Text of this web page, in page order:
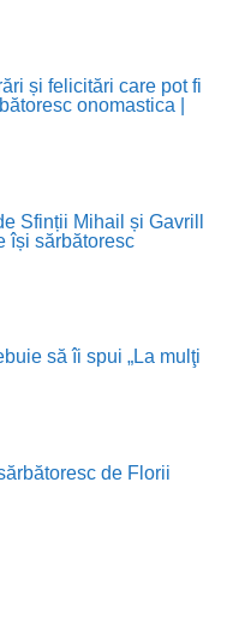
și felicitări care pot fi
onomastica |
Sfinții Mihail și Gavrill
își sărbătoresc
să îi spui „La mulţi
de Florii